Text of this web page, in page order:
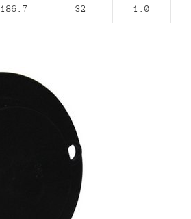
186.7 32 1.0